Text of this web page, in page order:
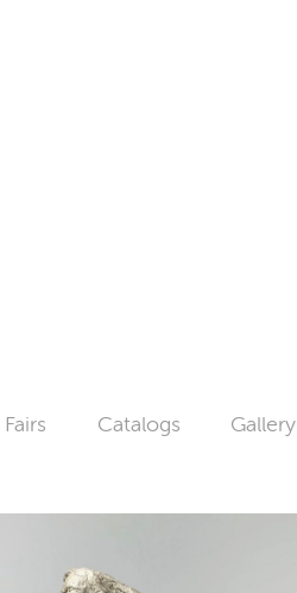
Fairs Catalogs Gallery